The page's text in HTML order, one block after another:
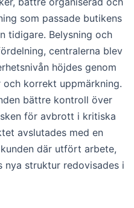
som passade butikens
tidigare. Belysning och
centralerna blev
höjdes genom
korrekt uppmärkning.
bättre kontroll över
för avbrott i kritiska
avslutades med en
där utfört arbete,
nya struktur redovisades i